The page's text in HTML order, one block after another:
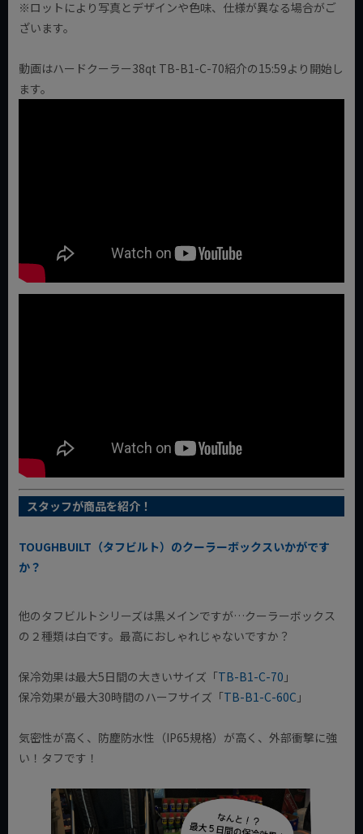
※ロットにより写真とデザインや色味、仕様が異なる場合がご
ざいます。
動画はハードクーラー38qt TB-B1-C-70紹介の15:59より開始し
ます。
スタッフが商品を紹介！
TOUGHBUILT（タフビルト）のクーラーボックスいかがです
か？
他のタフビルトシリーズは黒メインですが…クーラーボックス
の２種類は白です。最高におしゃれじゃないですか？
保冷効果は最大5日間の大きいサイズ「TB-B1-C-70 」
保冷効果が最大30時間のハーフサイズ「TB-B1-C-60C 」
気密性が高く、防塵防水性（IP65規格）が高く、外部衝撃に強
い！タフです！